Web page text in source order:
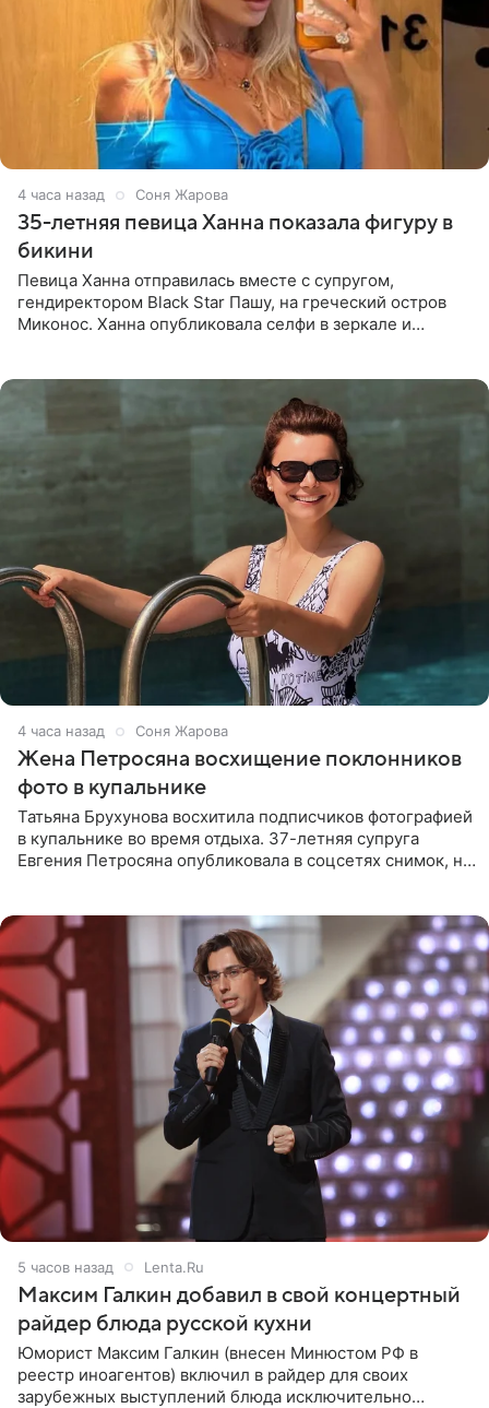
4 часа назад Соня Жарова
35-летняя певица Ханна показала фигуру в
бикини
Певица Ханна отправилась вместе с супругом,
гендиректором Black Star Пашу, на греческий остров
Миконос. Ханна опубликовала селфи в зеркале и
4 часа назад Соня Жарова
Жена Петросяна восхищение поклонников
фото в купальнике
Татьяна Брухунова восхитила подписчиков фотографией
в купальнике во время отдыха. 37-летняя супруга
Евгения Петросяна опубликовала в соцсетях снимок, на
5 часов назад Lenta.Ru
Максим Галкин добавил в свой концертный
райдер блюда русской кухни
Юморист Максим Галкин (внесен Минюстом РФ в
реестр иноагентов) включил в райдер для своих
зарубежных выступлений блюда исключительно